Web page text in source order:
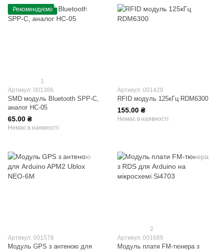
Рекомендуємо
1
Артикул: 001386
SMD модуль Bluetooth SPP-C,
аналог HC-05
65.00 ₴
Немає в наявності
Артикул: 001429
RFID модуль 125кГц RDM6300
155.00 ₴
Немає в наявності
Артикул: 001578
Модуль GPS з антеною для
2
Артикул: 001689
Модуль плати FM-тюнера з